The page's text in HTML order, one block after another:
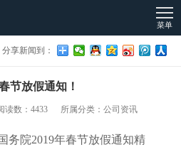
菜单
分享新闻到：
节放假通知！
读数：4433 所属分类：公司资讯
务院2019年春节放假通知精